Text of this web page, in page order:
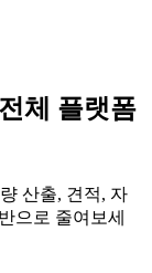
체 플랫폼
산출, 견적, 자
으로 줄여보세